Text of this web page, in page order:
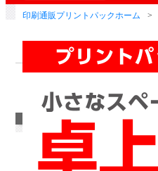
印刷通販プリントパックホーム